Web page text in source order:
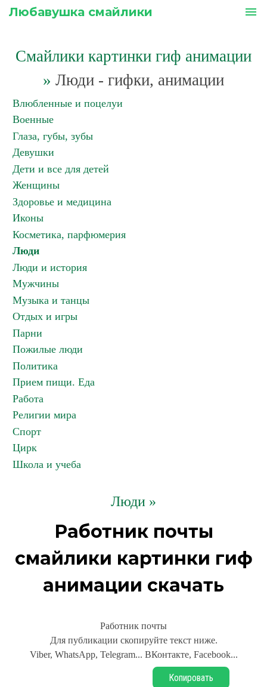
Любавушка смайлики menu
Смайлики картинки гиф анимации
» Люди - гифки, анимации
Влюбленные и поцелуи
Военные
Глаза, губы, зубы
Девушки
Дети и все для детей
Женщины
Здоровье и медицина
Иконы
Косметика, парфюмерия
Люди
Люди и история
Мужчины
Музыка и танцы
Отдых и игры
Парни
Пожилые люди
Политика
Прием пищи. Еда
Работа
Религии мира
Спорт
Цирк
Школа и учеба
Люди »
Работник почты
смайлики картинки гиф
анимации скачать
Работник почты
Для публикации скопируйте текст ниже.
Viber, WhatsApp, Telegram... ВКонтакте, Facebook...
Копировать